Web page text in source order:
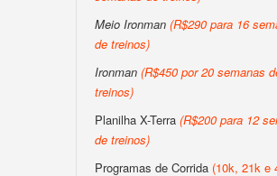
Meio Ironman (R$290 para 16
de treinos)
Ironman (R$450 por 20 semanas
treinos)
Planilha X-Terra (R$200 para 12
de treinos)
Programas de Corrida (10k, 21k e